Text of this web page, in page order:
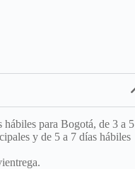
hábiles para Bogotá, de 3 a 5
y de 5 a 7 días hábiles